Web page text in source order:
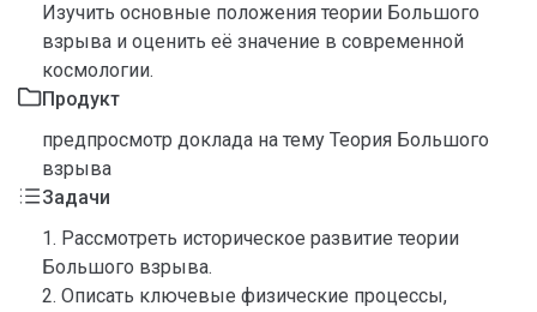
Изучить основные положения теории Большого
взрыва и оценить её значение в современной
космологии.
Продукт
предпросмотр доклада на тему Теория Большого
взрыва
Задачи
1. Рассмотреть историческое развитие теории
Большого взрыва.
2. Описать ключевые физические процессы,